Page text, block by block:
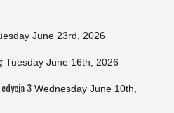
June 23rd, 2026
Tuesday June 16th, 2026
3 Wednesday June 10th,